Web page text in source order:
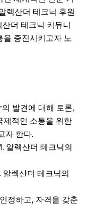
렉산더 테크닉 후원
더 테크닉 커뮤니
증진시키고자 노
발견에 대해 토론,
제적인 소통을 위한
자 한다.
알렉산더 테크닉의
렉산더 테크닉의
정하고, 자격을 갖춘